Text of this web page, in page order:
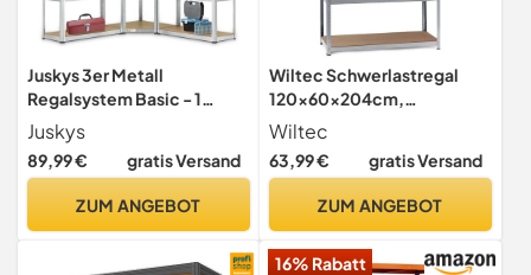
Juskys 3er Metall
Regalsystem Basic - 1
Eckregal & 2 Lagerregale -
15 Böden aus MDF Holz -
2625 kg - Schwerlastregal
(Silver)
Juskys
89,99 € gratis Versand
ZUM ANGEBOT
Wiltec Schwerlastregal
120x60x204cm,
200kg/Ablage, Steckregal
verzinkt aus Stahl,
Lastenregal mit 5 Ablagen,
Wiltec
63,99 € gratis Versand
ZUM ANGEBOT
16% Rabatt